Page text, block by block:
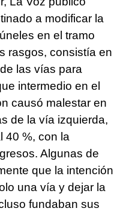
a modificar la
en el tramo
rasgos, consistía en
las vías para
intermedio en el
causó malestar en
de la vía izquierda,
40 %, con la
Algunas de
que la intención
una vía y dejar la
fundaban sus